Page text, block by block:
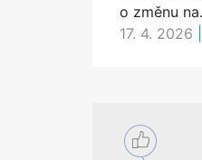
o změnu
17. 4. 2026